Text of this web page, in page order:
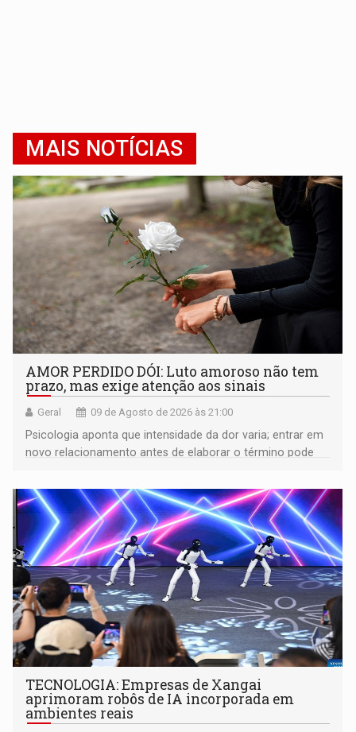
MAIS NOTÍCIAS
AMOR PERDIDO DÓI: Luto amoroso não tem
prazo, mas exige atenção aos sinais
Geral 09 de Agosto de 2026 às 21:00
Psicologia aponta que intensidade da dor varia; entrar em
novo relacionamento antes de elaborar o término pode
TECNOLOGIA: Empresas de Xangai
aprimoram robôs de IA incorporada em
ambientes reais